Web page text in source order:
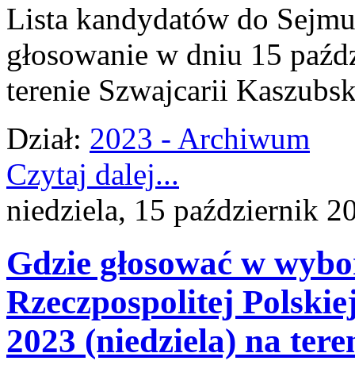
Lista kandydatów do
głosowanie w dniu 15
terenie Szwajcarii
Dział: 2023 - Archiwum
Czytaj dalej...
niedziela, 15 październik
Gdzie głosować w
Rzeczpospolitej
2023 (niedziela) na